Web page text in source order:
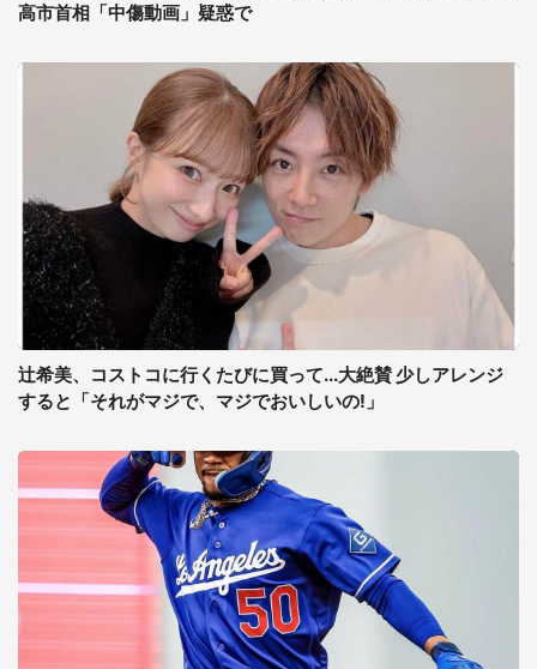
高市首相「中傷動画」疑惑で
辻希美、コストコに行くたびに買って...大絶賛 少しアレンジ
すると「それがマジで、マジでおいしいの!」